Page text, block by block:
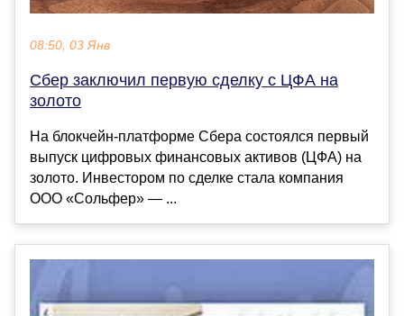
08:50, 03 Янв
Сбер заключил первую сделку с ЦФА на
золото
На блокчейн-платформе Сбера состоялся первый
выпуск цифровых финансовых активов (ЦФА) на
золото. Инвестором по сделке стала компания
ООО «Сольфер» — ...